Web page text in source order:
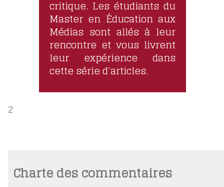
critique. Les étudiants du
Master en Éducation aux
Médias sont allés à leur
rencontre et vous livrent
leur expérience dans
cette série d’articles.
2
Charte des commentaires